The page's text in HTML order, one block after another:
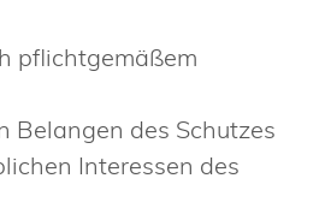
pflichtgemäßem
Belangen des Schutzes
Interessen des